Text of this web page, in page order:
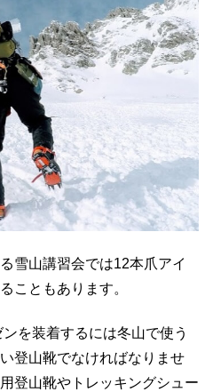
雪山講習会では12本爪アイ
こともあります。
を装着するには冬山で使う
登山靴でなければなりませ
登山靴やトレッキングシュー